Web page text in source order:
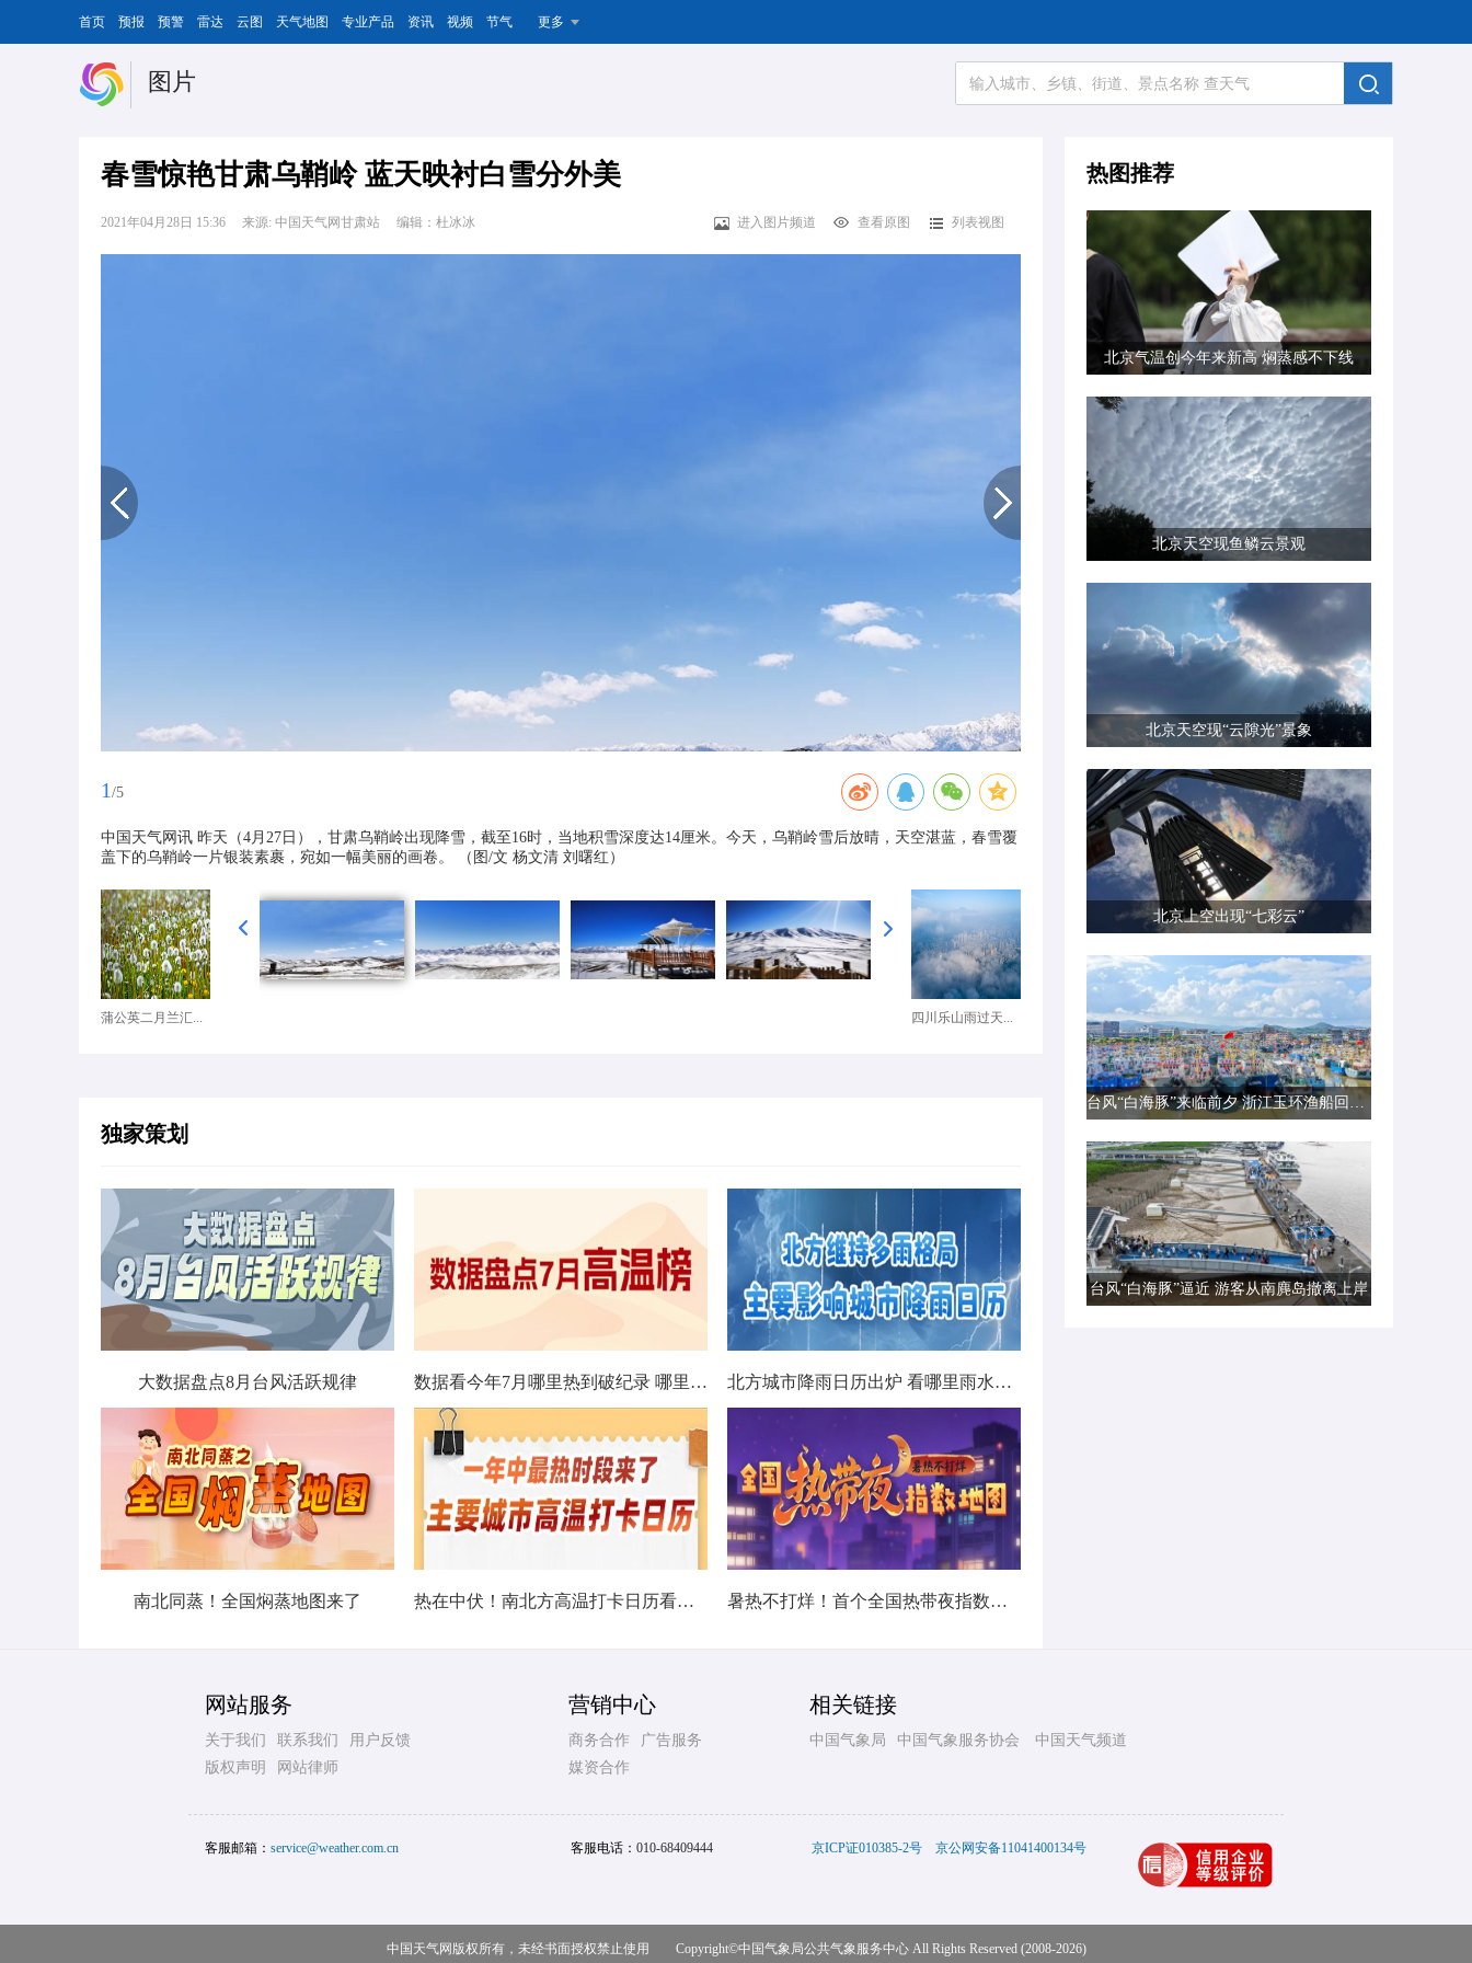
首页 预报 预警 雷达 云图 天气地图 专业产品 资讯 视频 节气 更多
图片
春雪惊艳甘肃乌鞘岭 蓝天映衬白雪分外美
2021年04月28日 15:36 来源: 中国天气网甘肃站 编辑：杜冰冰 进入图片频道 查看原图 列表视图
1 /5
中国天气网讯 昨天（4月27日），甘肃乌鞘岭出现降雪，截至16时，当地积雪深度达14厘米。今天，乌鞘岭雪后放晴，天空湛蓝，春雪覆
盖下的乌鞘岭一片银装素裹，宛如一幅美丽的画卷。 （图/文 杨文清 刘曙红）
蒲公英二月兰汇... 四川乐山雨过天...
独家策划
大数据盘点8月台风活跃规律 数据看今年7月哪里热到破纪录 哪里暑热连轴转 北方城市降雨日历出炉 看哪里雨水超长待机
南北同蒸！全国焖蒸地图来了 热在中伏！南北方高温打卡日历看哪里热力持久 暑热不打烊！首个全国热带夜指数地图发布
热图推荐
北京气温创今年来新高 焖蒸感不下线
北京天空现鱼鳞云景观
北京天空现“云隙光”景象
北京上空出现“七彩云”
台风“白海豚”来临前夕 浙江玉环渔船回港避风
台风“白海豚”逼近 游客从南麂岛撤离上岸
网站服务
关于我们 联系我们
用户反馈
版权声明
网站律师
营销中心
商务合作
广告服务
媒资合作
相关链接
中国气象局 中国气象服务协会 中国天气频道
客服邮箱： service@weather.com.cn 客服电话： 010-68409444 京ICP证010385-2号 京公网安备11041400134号
中国天气网版权所有，未经书面授权禁止使用 Copyright©中国气象局公共气象服务中心All Rights Reserved (2008-2026)